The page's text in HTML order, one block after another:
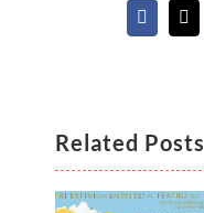
Facebook
X
Related Posts